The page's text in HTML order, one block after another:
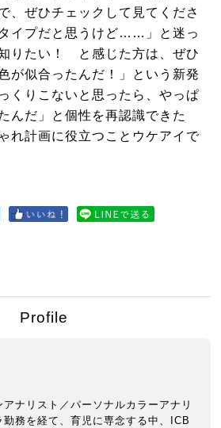
、ぜひチェックして見てくださ
イプだと思うけど……」と迷っ
りたい！ と感じた方は、ぜひ
が似合ったんだ！」という新発
くりこないと思ったら、やっぱ
んだ」と個性を再認識できた
れ計画に役立つことウケアイで
Profile
ナリスト／パーソナルカラーアナリ
勤務を経て、育児に専念する中、ICB